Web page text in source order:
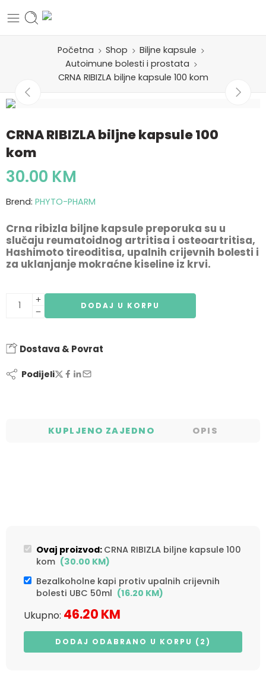
Početna Shop
Biljne kapsule
Autoimune bolesti i prostata
CRNA RIBIZLA biljne kapsule 100 kom
CRNA RIBIZLA biljne kapsule 100
kom
30.00 KM
Brend: PHYTO-PHARM
Crna ribizla biljne kapsule preporuka su u
slučaju reumatoidnog artritisa i osteoartritisa,
Hashimoto tireoditisa, upalnih crijevnih bolesti i
za uklanjanje mokraćne kiseline iz krvi.
DODAJ U KORPU
Dostava & Povrat
Podijeli
KUPLJENO ZAJEDNO OPIS
Ovaj proizvod: CRNA RIBIZLA biljne kapsule 100
kom (30.00 KM)
Bezalkoholne kapi protiv upalnih crijevnih
bolesti UBC 50ml (16.20 KM)
Ukupno: 46.20 KM
DODAJ ODABRANO U KORPU (2)